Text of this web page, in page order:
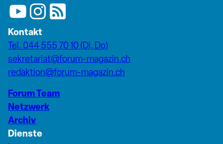
Kontakt
Tel. 044 555 70 10 (Di, Do)
sekretariat@forum-magazin.ch
redaktion@forum-magazin.ch
Forum Team
Netzwerk
Archiv
Dienste